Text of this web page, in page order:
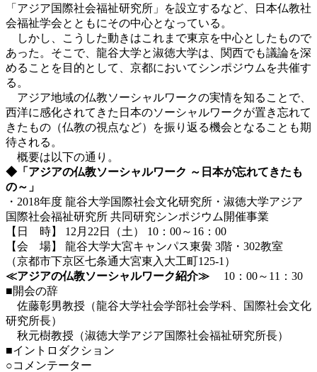
「アジア国際社会福祉研究所」を設立するなど、日本仏教社
会福祉学会とともにその中心となっている。
しかし、こうした動きはこれまで東京を中心としたもので
あった。そこで、龍谷大学と淑徳大学は、関西でも議論を深
めることを目的として、京都においてシンポジウムを共催す
る。
アジア地域の仏教ソーシャルワークの実情を知ることで、
西洋に感化されてきた日本のソーシャルワークが置き忘れて
きたもの（仏教の視点など）を振り返る機会となることも期
待される。
概要は以下の通り。
◆「アジアの仏教ソーシャルワーク ～日本が忘れてきたも
の～」
・2018年度 龍谷大学国際社会文化研究所・淑徳大学アジア
国際社会福祉研究所 共同研究シンポジウム開催事業
【日 時】 12月22日（土） 10：00～16：00
【会 場】 龍谷大学大宮キャンパス東黌 3階・302教室
（京都市下京区七条通大宮東入大工町125-1）
≪アジアの仏教ソーシャルワーク紹介≫ 10：00～11：30
■開会の辞
佐藤彰男教授（龍谷大学社会学部社会学科、国際社会文化
研究所長）
秋元樹教授（淑徳大学アジア国際社会福祉研究所長）
■イントロダクション
○コメンテーター